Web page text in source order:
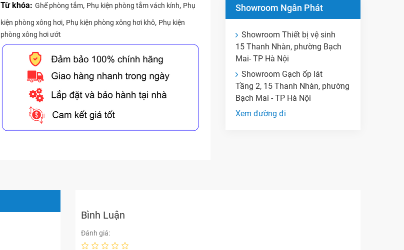
Từ khóa: Ghế phòng tắm, Phụ kiện phòng tắm vách kính, Phụ
kiện phòng xông hơi, Phụ kiện phòng xông hơi khô, Phụ kiện
phòng xông hơi ướt
Showroom Ngân Phát
Showroom Thiết bị vệ sinh
15 Thanh Nhàn, phường Bạch
Mai- TP Hà Nội
Showroom Gạch ốp lát
Tầng 2, 15 Thanh Nhàn, phường
Bạch Mai - TP Hà Nội
Xem đường đi
Bình Luận
Đánh giá: